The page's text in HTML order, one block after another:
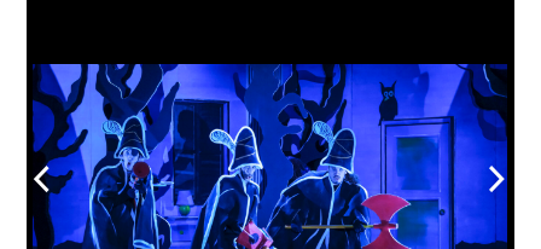
arrow_back_ios arrow_forward_ios